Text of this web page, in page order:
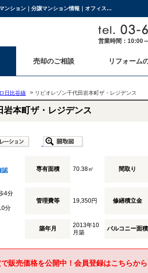
リビオレゾン千代田岩本町ザ・レジデンス 東京都千代田区岩本町1-4-1 ご契約済の中古マンション｜分譲マンション情報｜オフィスランディック株式会社
営業時間：10:00
売却のご相談 リフォーム
日比谷線 > リビオレゾン千代田岩本町ザ・レジデンス
岩本町ザ・レジデンス
認 専有面積 70.38㎡ 間取り
4分
分
管理費等 19,350円 修繕積立金
築年月
2013年10
月築
バルコニー面積
販売価格を公開中！会員登録はこちらから